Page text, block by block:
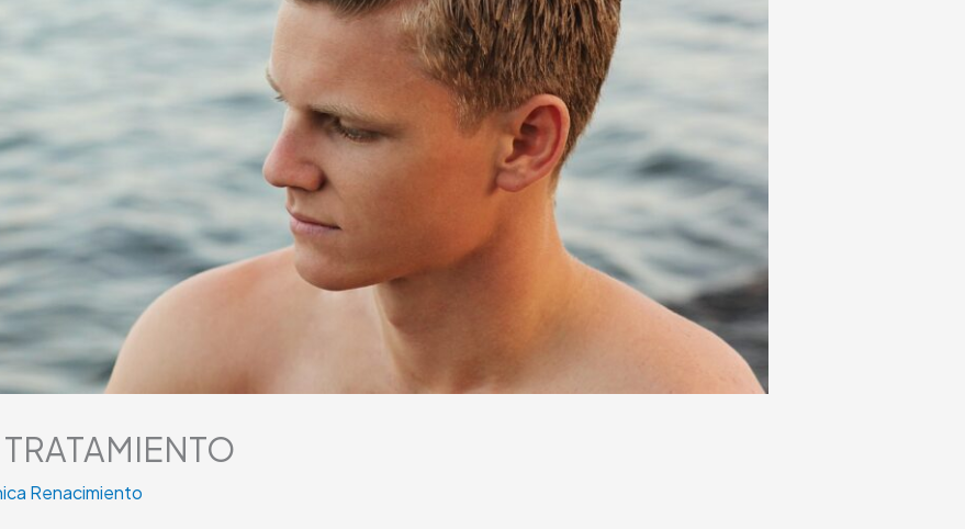
Renacimiento